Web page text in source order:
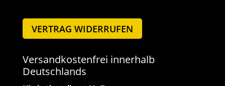
VERTRAG WIDERRUFEN
Versandkostenfrei innerhalb
Deutschlands